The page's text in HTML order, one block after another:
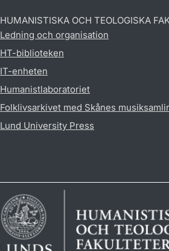
HUMANISTISKA OCH TEOLOGISKA
Ledning och organisation
HT-biblioteken
IT-enheten
Humanistlaboratoriet
Folklivsarkivet med Skånes
Lund University Press